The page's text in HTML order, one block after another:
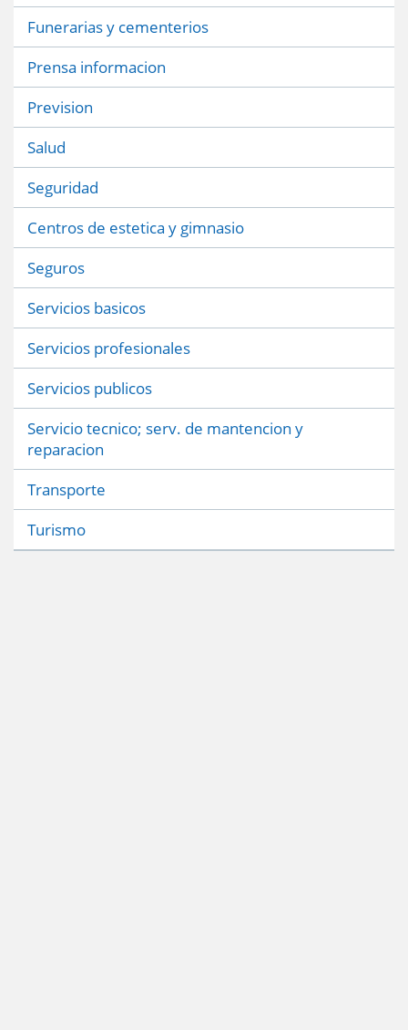
Funerarias y cementerios
Prensa informacion
Prevision
Salud
Seguridad
Centros de estetica y gimnasio
Seguros
Servicios basicos
Servicios profesionales
Servicios publicos
Servicio tecnico; serv. de mantencion y
reparacion
Transporte
Turismo